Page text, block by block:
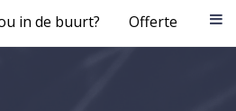
in de buurt? Offerte